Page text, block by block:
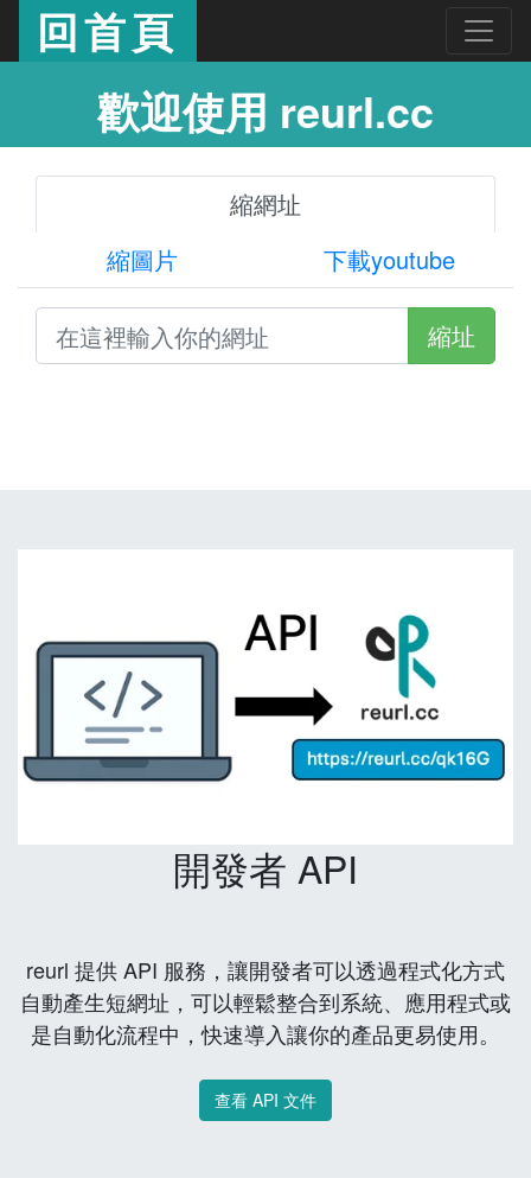
回首頁
歡迎使用 reurl.cc
縮網址
縮圖片
下載youtube
縮址
開發者 API
reurl 提供 API 服務，讓開發者可以透過程式化方式
自動產生短網址，可以輕鬆整合到系統、應用程式或
是自動化流程中，快速導入讓你的產品更易使用。
查看 API 文件